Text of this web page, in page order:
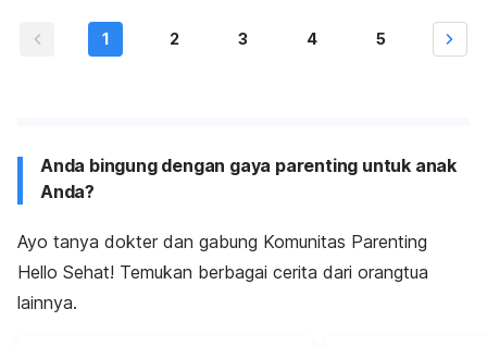
1 2 3 4 5
Anda bingung dengan gaya parenting untuk anak
Anda?
Ayo tanya dokter dan gabung Komunitas Parenting
Hello Sehat! Temukan berbagai cerita dari orangtua
lainnya.